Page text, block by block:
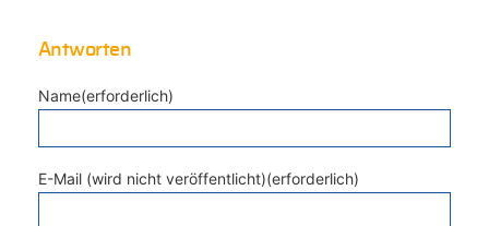
Antworten
Name(erforderlich)
E-Mail (wird nicht veröffentlicht)(erforderlich)